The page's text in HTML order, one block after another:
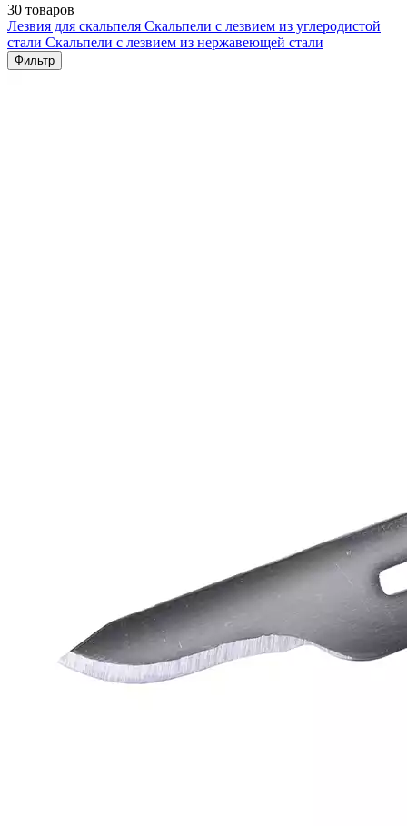
30 товаров
Лезвия для скальпеля Скальпели с лезвием из углеродистой
стали Скальпели с лезвием из нержавеющей стали
Фильтр